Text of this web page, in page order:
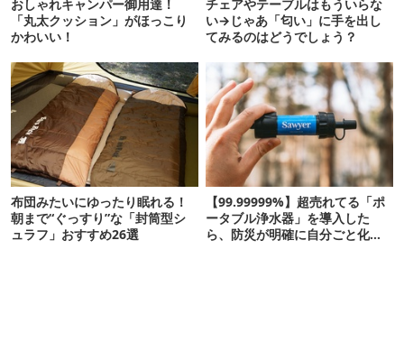
おしゃれキャンパー御用達！
「丸太クッション」がほっこり
かわいい！
チェアやテーブルはもういらな
い→じゃあ「匂い」に手を出し
てみるのはどうでしょう？
布団みたいにゆったり眠れる！
朝まで“ぐっすり”な「封筒型シ
ュラフ」おすすめ26選
【99.99999%】超売れてる「ポ
ータブル浄水器」を導入した
ら、防災が明確に自分ごと化し